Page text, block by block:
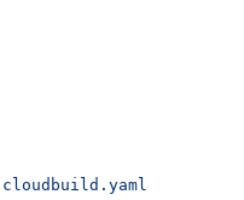
cloudbuild.yaml